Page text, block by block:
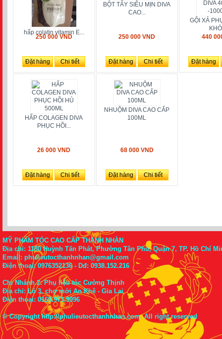
hấp colatin vitamin E...
250 000 VND
Đặt hàng Chi tiết
BỘT TẨY SIÊU MỊN DIVA
CAO...
250 000 VND
Đặt hàng Chi tiết
GỘI XẢ
440
Đặt hàng
HẤP COLAGEN DIVA
PHỤC HỒI...
26 000 VND
Đặt hàng Chi tiết
NHUỘM DIVA CAO CẤP
100ML
68 000 VND
Đặt hàng Chi tiết
MỸ PHẨM TÓC CAO CẤP THANH NHÀN
Địa chỉ: 1180 Huỳnh Tấn Phát, Phường Tân Phú, Quận 7, TP. Hồ Chí
Email: phulieutocthanhnhan@gmail.com
Điện thoại:0976352136- Dđ: 0938.152.216
Chi Nhánh 2: Phụ liệu tóc Cường Thịnh
Địa chỉ: Lô 3, chợ mới An Khê - Gia Lai
Điện thoại: 0169.973.9996
© Copyright http://phulieutocthanhnhan.com. All right reserved